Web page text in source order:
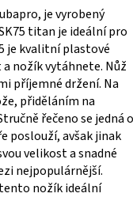
je vyrobený
titan je ideální pro
je kvalitní plastové
nožík vytáhnete. Nůž
příjemné držení. Na
přiděláním na
řečeno se jedná o
poslouží, avšak jinak
velikost a snadné
nejpopulárnější.
nožík ideální